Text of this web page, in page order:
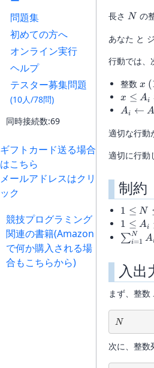
問題集
初めての方へ
オンライン実行
ヘルプ
テスター募集問題
(10人/78問)
同時接続数:69
ギフトカード送る場合
はこちら
メールアドレスはクリ
ック
競技プログラミング
関連の書籍(Amazon
で何か購入される場
合もこちらから)
長さ N
N の
あなた と
行動では、
整数 x \
(1
\le
\le
x (
x
\le
x ≤ Ai
A_i
A_i -
Ai ←
適切な行動
適切に行動
制約
1 \le
N
\le
10^4
1 ≤ N
1 \le
A_i
\le
\
(1\le
i \le
N)
1 ≤ Ai
\sum
∑i=1
N A
入出
まず、整数
N
N
次に、整数